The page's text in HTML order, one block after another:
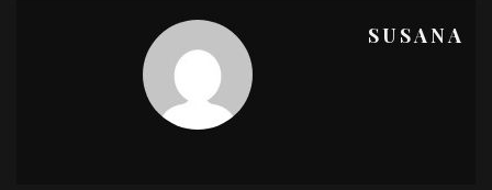
SUSANA